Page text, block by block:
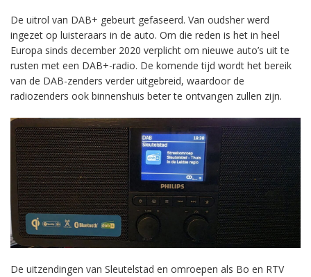
De uitrol van DAB+ gebeurt gefaseerd. Van oudsher werd
ingezet op luisteraars in de auto. Om die reden is het in heel
Europa sinds december 2020 verplicht om nieuwe auto’s uit te
rusten met een DAB+-radio. De komende tijd wordt het bereik
van de DAB-zenders verder uitgebreid, waardoor de
radiozenders ook binnenshuis beter te ontvangen zullen zijn.
De uitzendingen van Sleutelstad en omroepen als Bo en RTV